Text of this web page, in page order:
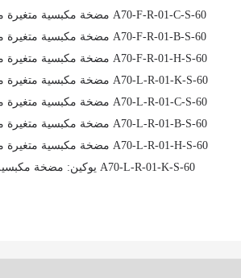
يوكين: مضخة مكبسية متغيرة من سلسلة A70-L-R-01-K-S-60